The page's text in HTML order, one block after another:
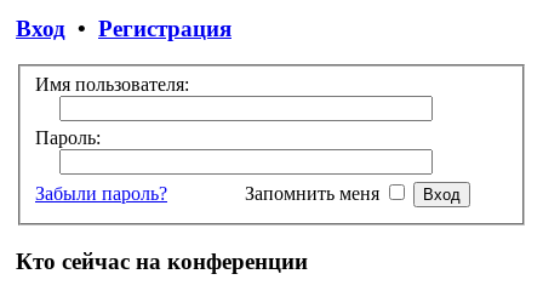
Вход • Регистрация
Имя пользователя:
Пароль:
Забыли пароль? Запомнить меня
Кто сейчас на конференции